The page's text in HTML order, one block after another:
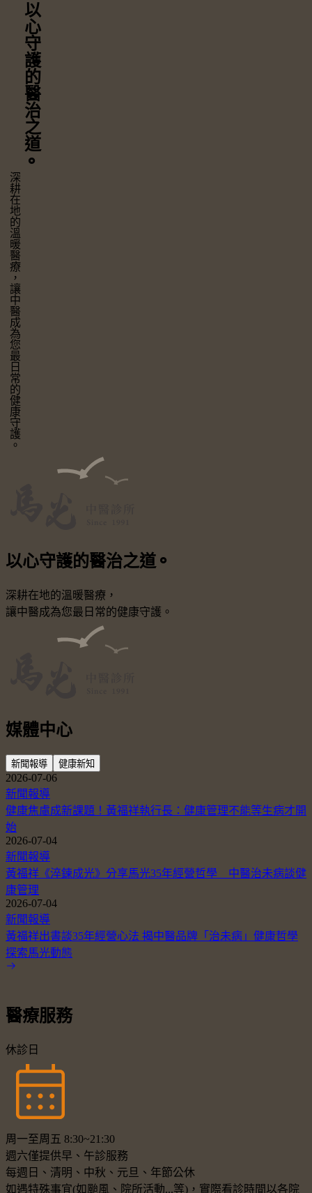
以心守護
的醫治之道
⚬
深耕在地的溫暖醫療，
讓中醫成為您最日常的健康守護。
以心守護的醫治之道 ⚬
深耕在地的溫暖醫療，
讓中醫成為您最日常的健康守護。
媒體中心
新聞報導 健康新知
2026-07-06
新聞報導
健康焦慮成新課題！黃福祥執行長：健康管理不能等生病才開
始
2026-07-04
新聞報導
黃福祥《淬鍊成光》分享馬光35年經營哲學 中醫治未病談健
康管理
2026-07-04
新聞報導
黃福祥出書談35年經營心法 揭中醫品牌「治未病」健康哲學
探索馬光動態
醫療服務
休診日
周一至周五 8:30~21:30
週六僅提供早、午診服務
每週日、清明、中秋、元旦、年節公休
如遇特殊事宜(如颱風、院所活動...等)，實際看診時間以各院